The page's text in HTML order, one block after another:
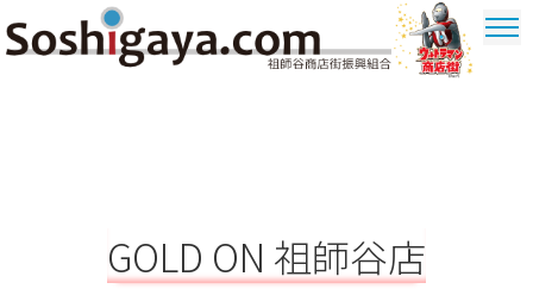
GOLD ON 祖師谷店